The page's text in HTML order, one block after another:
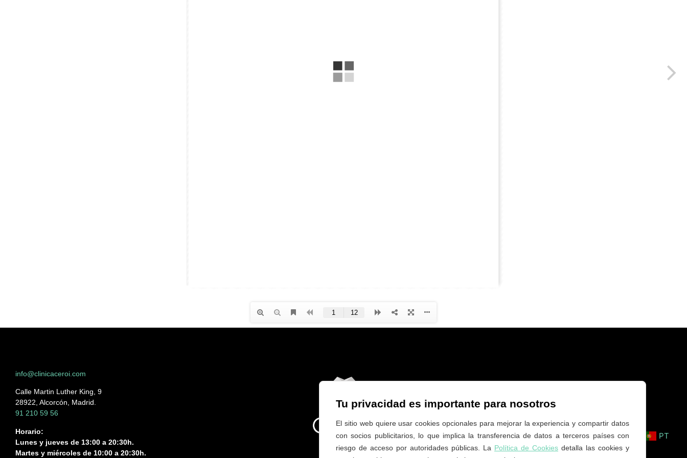
info@clinicaceroi.com
Calle Martin Luther King, 9
28922, Alcorcón, Madrid.
91 210 59 56
Horario:
Lunes y jueves de 13:00 a 20:30h.
Martes y miércoles de 10:00 a 20:30h.
ES EN PT
Tu privacidad es importante para nosotros
El sitio web quiere usar cookies opcionales para mejorar la experiencia y compartir datos
con socios publicitarios, lo que implica la transferencia de datos a terceros países con
riesgo de acceso por autoridades públicas. La Política de Cookies detalla las cookies y